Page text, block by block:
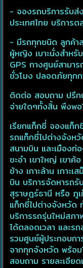
- จองรถบริการรับส่
ประเทศไทย บริการ
- มีรถทุกชนิด ลูกค้า
ผู้หญิง เบาะนั่งสำห
GPS ทางศูนย์สามา
ชั่วโมง ปลอดภัยทุกก
ติดต่อ สอบถาม ปรึก
จ่ายใดๆทั้งสิ้น พึงพ
เรียกแท็กซี่ จองแท็
รถแท็กซี่ไปต่างจังห
สนามบิน และเมืองท่
ชะอำ เขาใหญ่ เขาค้
ช้าง เกาะล้าน เกาะ
บิน บริการจัดหารถ
สุราษฎร์ธานี หรือ ภู
แท็กซี่ไปต่างจังหวัด
บริการรถรุ่นใหม่สภ
ได้ตลอดเวลา และร
รวมศูนย์ผู้ประกอบก
จากทุกจังหวัด พร้อ
สอบถาม รายละเอีย